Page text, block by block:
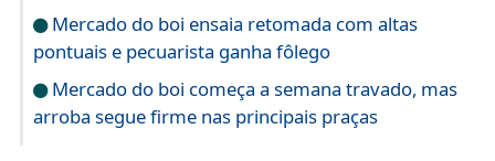
Mercado do boi ensaia retomada com altas
pontuais e pecuarista ganha fôlego
Mercado do boi começa a semana travado, mas
arroba segue firme nas principais praças